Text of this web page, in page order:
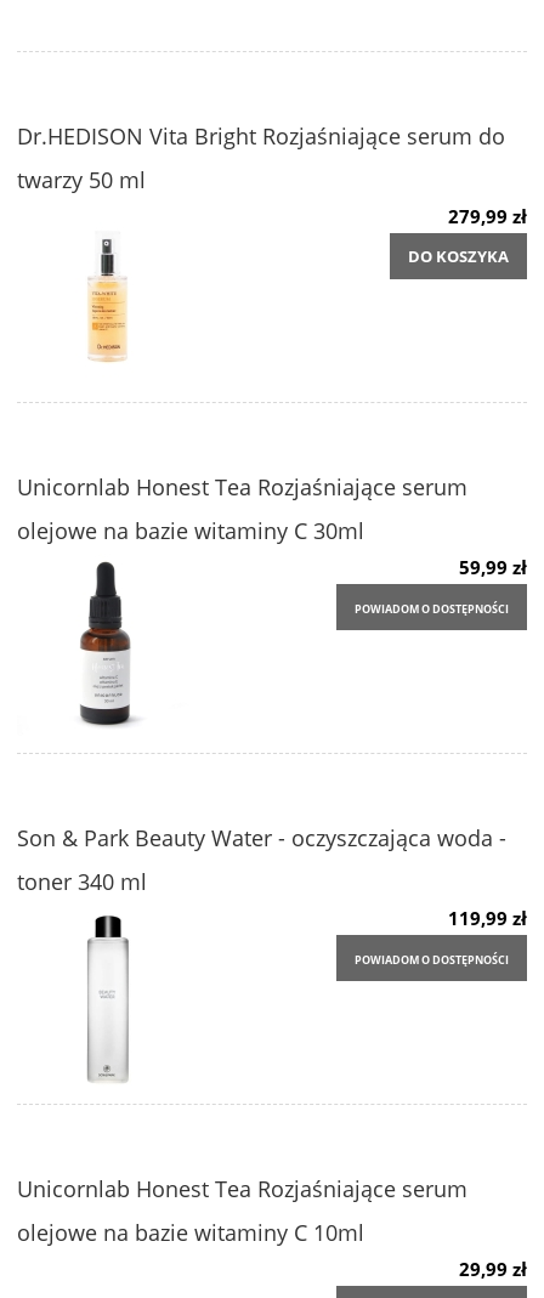
Dr.HEDISON Vita Bright Rozjaśniające serum do
twarzy 50 ml
279,99 zł
DO KOSZYKA
Unicornlab Honest Tea Rozjaśniające serum
olejowe na bazie witaminy C 30ml
59,99 zł
POWIADOM O DOSTĘPNOŚCI
Son & Park Beauty Water - oczyszczająca woda -
toner 340 ml
119,99 zł
POWIADOM O DOSTĘPNOŚCI
Unicornlab Honest Tea Rozjaśniające serum
olejowe na bazie witaminy C 10ml
29,99 zł